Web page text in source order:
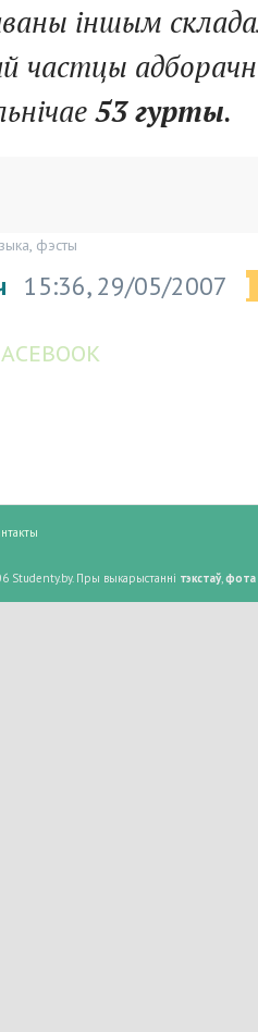
іншым
частцы
53 гурты.
фэсты
15:36, 29/05/2007 |
Studenty.by. Пры выкарыстанні тэкстаў, фота